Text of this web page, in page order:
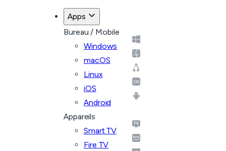
Apps
Bureau / Mobile
Windows
macOS
Linux
iOS
Android
Appareils
Smart TV
Fire TV